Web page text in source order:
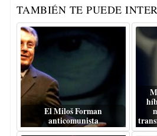
TAMBIÉN TE PUEDE
El Miloš Forman
anticomunista